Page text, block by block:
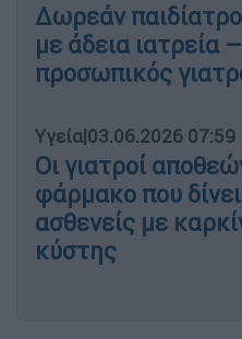
Δωρεάν
με άδεια ιατρεία
προσωπικός
Υγεία|03.06.2026 07:59
Οι γιατροί
φάρμακο που
ασθενείς με
κύστης